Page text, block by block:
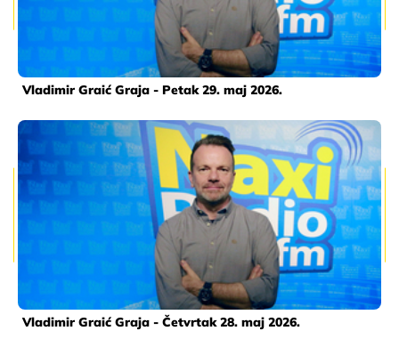
Vladimir Graić Graja - Petak 29. maj 2026.
Vladimir Graić Graja - Četvrtak 28. maj 2026.